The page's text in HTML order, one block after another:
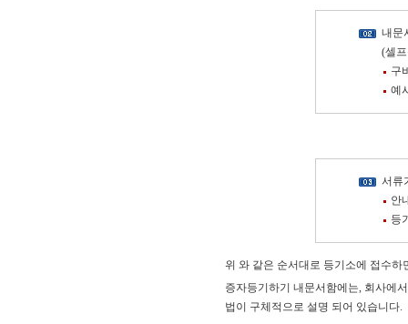
내문
(셀
구
예
서류
안
등
위 와 같은 순서대로 등기소에 접수하
증자등기하기 내문서함에는, 회사에
법이 구체적으로 설명 되어 있습니다.